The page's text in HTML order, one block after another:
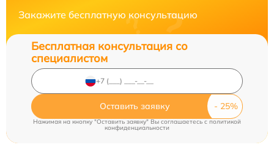
Закажите бесплатную консультацию
Бесплатная консультация со
специалистом
Оставить заявку
Нажимая на кнопку "Оставить заявку" Вы соглашаетесь cполитикой
конфиденциальности